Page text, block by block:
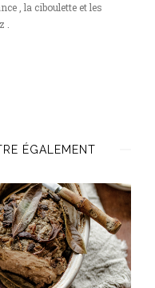
, la ciboulette et les
ÉGALEMENT